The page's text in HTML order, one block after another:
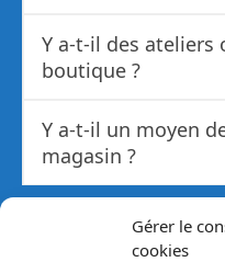
Gérer le
cookies
Y a-t-il des ateliers
boutique ?
Y a-t-il un moyen
magasin ?
Autres